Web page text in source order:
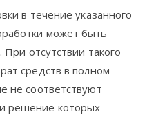
в течение указанного
может быть
При отсутствии такого
средств в полном
не соответствуют
решение которых